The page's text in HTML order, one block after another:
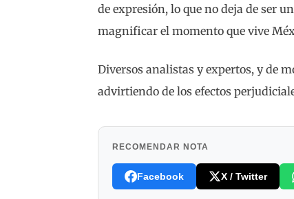
de expresión, lo que no deja de ser
magnificar el momento que vive
Diversos analistas y expertos, y de
advirtiendo de los efectos
RECOMENDAR NOTA
Facebook X / Twitter